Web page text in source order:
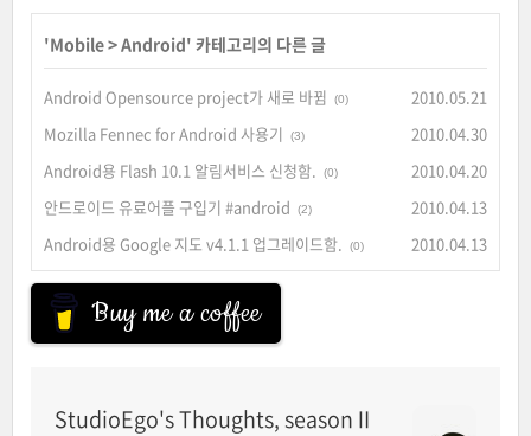
'Mobile>Android' 카테고리의 다른 글
Android Opensource project가 새로 바뀜 (0)
2010.05.21
Mozilla Fennec for Android 사용기
(3)
2010.04.30
Android용 Flash 10.1 알림서비스 신청함.
(0)
2010.04.20
안드로이드 유료어플 구입기 #android
(2)
2010.04.13
Android용 Google 지도 v4.1.1 업그레이드함.
(0) 2010.04.13
Buy me a coffee
StudioEgo's Thoughts, seasonⅡ